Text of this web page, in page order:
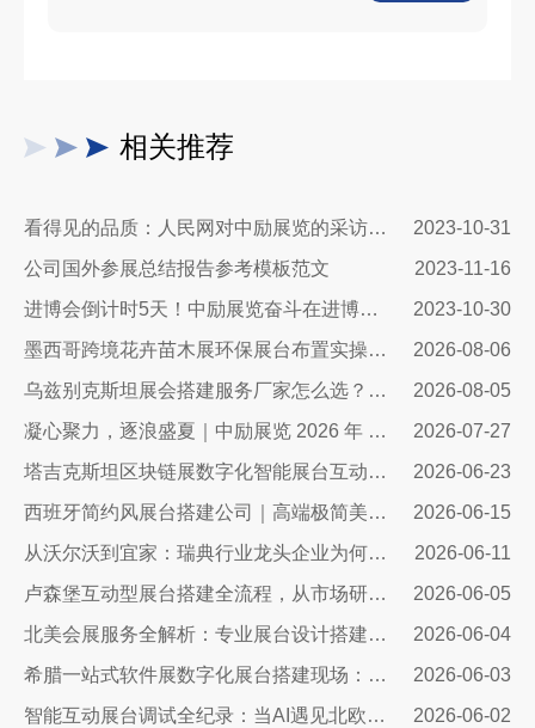
相关推荐
看得见的品质：人民网对中励展览的采访报道
2023-10-31
公司国外参展总结报告参考模板范文
2023-11-16
进博会倒计时5天！中励展览奋斗在进博会开幕式之前！
2023-10-30
墨西哥跨境花卉苗木展环保展台布置实操指南：避开行业骗局，靠绿色展台拿下北美花卉订单
2026-08-06
乌兹别克斯坦展会搭建服务厂家怎么选？避开行业乱象，实地工厂服务商才是参展标配
2026-08-05
凝心聚力，逐浪盛夏｜中励展览 2026 年 7 月莫干山三日团建之旅圆满收官
2026-07-27
塔吉克斯坦区块链展数字化智能展台互动区全方案：高转化、可溯源、适配中亚数字市场的展台搭建指南
2026-06-23
西班牙简约风展台搭建公司｜高端极简美学，打造欧洲展会专属展示空间
2026-06-15
从沃尔沃到宜家：瑞典行业龙头企业为何信赖我们的展台设计？
2026-06-11
卢森堡互动型展台搭建全流程，从市场研判、方案设计、技术落地……
2026-06-05
北美会展服务全解析：专业展台设计搭建，助力企业深耕北美市场
2026-06-04
希腊一站式软件展数字化展台搭建现场：科技赋能出海，打造欧洲数字展示新标杆
2026-06-03
智能互动展台调试全纪录：当AI遇见北欧展厅，一场技术与匠心交手的硬仗
2026-06-02